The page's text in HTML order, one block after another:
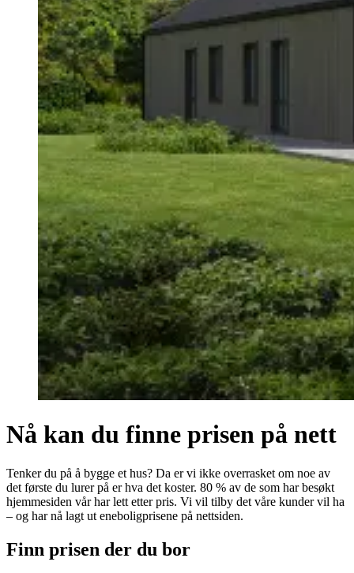
Nå kan du finne prisen på nett
Tenker du på å bygge et hus? Da er vi ikke overrasket om noe av
det første du lurer på er hva det koster. 80 % av de som har besøkt
hjemmesiden vår har lett etter pris. Vi vil tilby det våre kunder vil ha
– og har nå lagt ut eneboligprisene på nettsiden.
Finn prisen der du bor